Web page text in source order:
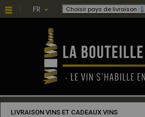
FR Choisir pays de livraison :
LIVRAISON VINS ET CADEAUX VINS